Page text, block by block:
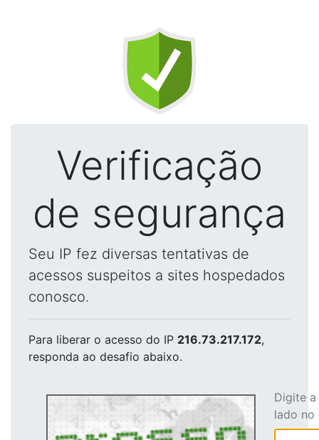
Verificação
de segurança
Seu IP fez diversas tentativas de
acessos suspeitos a sites hospedados
conosco.
Para liberar o acesso do IP 216.73.217.172,
responda ao desafio abaixo.
Digite
lado no